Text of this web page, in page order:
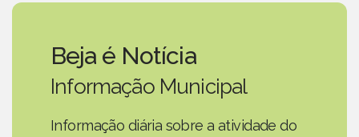
Beja é Notícia
Informação Municipal
Informação diária sobre a atividade do